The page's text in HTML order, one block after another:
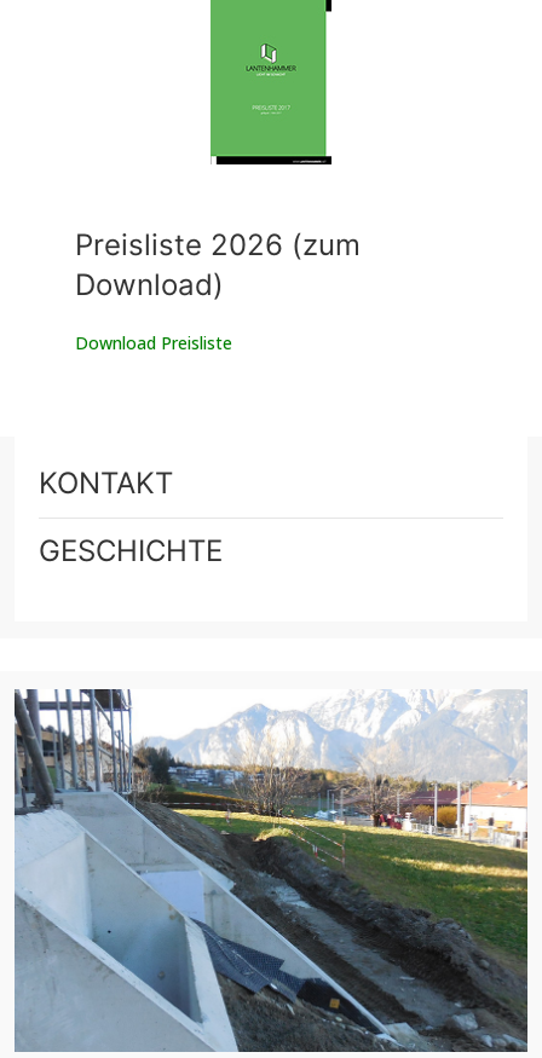
Preisliste 2026 (zum
Download)
Download Preisliste
KONTAKT
GESCHICHTE